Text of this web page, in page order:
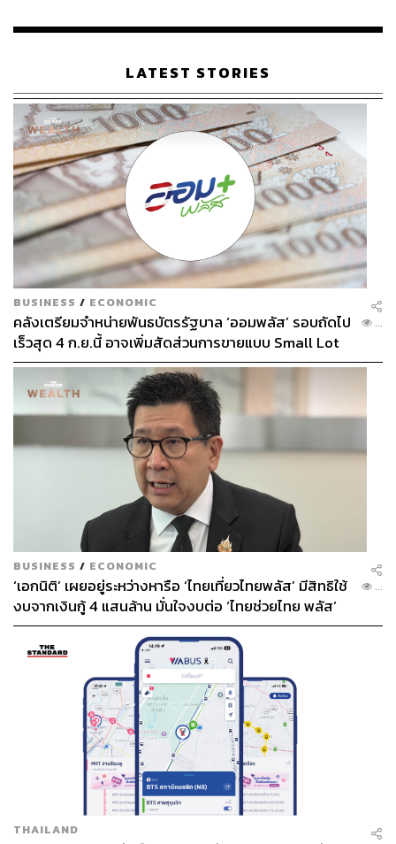
โครงการนี้เป็นโครงการระยะยาว ที่ได้ร่วมกับหน่วยงานท้อง
ถิ่น กรมป่าไม้ ตลอดจนพันธมิตรทางธุรกิจต่างๆ ในการเพิ่ม
พื้นที่สีเขียวอย่างต่อเนื่อง โดยสำหรับปี 2565 ได้วางแผนใน
การเพิ่มพื้นที่สีเขียวภายในโรงงานโตโยต้าทั้ง 3 แห่ง เป็น
จำนวน 200,000 ต้น
โดยได้กลับมา Kick-off ที่จุดตั้งต้นอีกครั้งที่โรงงานโตโยต้า
บ้านโพธิ์ ซึ่งได้มีการปลูกป่า 18,000 ต้น ที่ได้รับการสนับสนุน
เรือนไทยที่ถูกซุกไว้
LATEST STORIES
BUSINESS / ECONOMIC
คลังเตรียมจำหน่ายพันธบัตรรัฐบาล ‘ออมพลัส’ รอบถัดไป
เร็วสุด 4 ก.ย.นี้ อาจเพิ่มสัดส่วนการขายแบบ Small Lot
First มากขึ้น
...
BUSINESS / ECONOMIC
‘เอกนิติ’ เผยอยู่ระหว่างหารือ ‘ไทยเที่ยวไทยพลัส’ มีสิทธิใช้
งบจากเงินกู้ 4 แสนล้าน มั่นใจงบต่อ ‘ไทยช่วยไทย พลัส’
เฟส 2 มีเพียงพอ
...
THAILAND